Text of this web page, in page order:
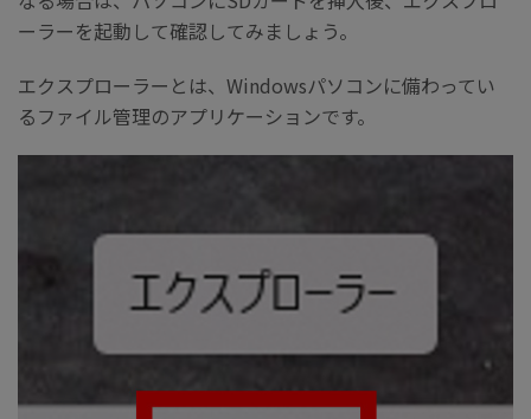
ーラーを起動して確認してみましょう。
エクスプローラーとは、Windowsパソコンに備わってい
るファイル管理のアプリケーションです。